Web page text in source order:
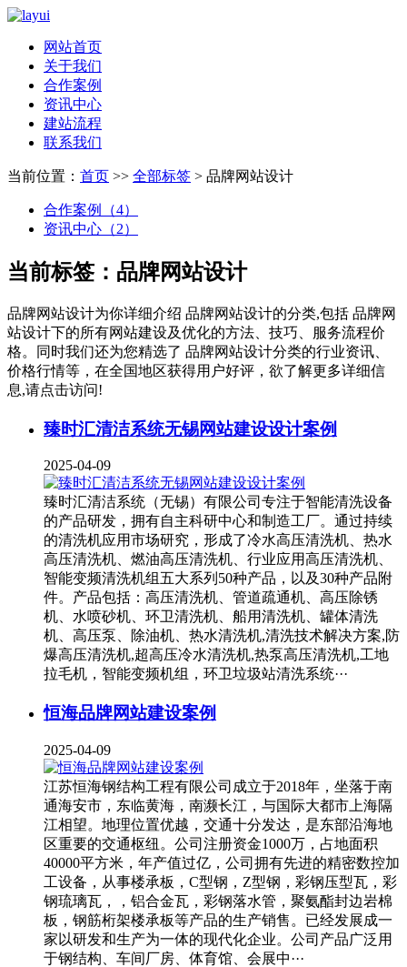
网站首页
关于我们
合作案例
资讯中心
建站流程
联系我们
当前位置： 首页 >> 全部标签 > 品牌网站设计
合作案例（4）
资讯中心（2）
当前标签： 品牌网站设计
品牌网站设计为你详细介绍 品牌网站设计的分类,包括 品牌网
站设计下的所有网站建设及优化的方法、技巧、服务流程价
格。同时我们还为您精选了 品牌网站设计分类的行业资讯、
价格行情等，在全国地区获得用户好评，欲了解更多详细信
息,请点击访问!
臻时汇清洁系统无锡网站建设设计案例
2025-04-09
臻时汇清洁系统（无锡）有限公司专注于智能清洗设备
的产品研发，拥有自主科研中心和制造工厂。通过持续
的清洗机应用市场研究，形成了冷水高压清洗机、热水
高压清洗机、燃油高压清洗机、行业应用高压清洗机、
智能变频清洗机组五大系列50种产品，以及30种产品附
件。产品包括：高压清洗机、管道疏通机、高压除锈
机、水喷砂机、环卫清洗机、船用清洗机、罐体清洗
机、高压泵、除油机、热水清洗机,清洗技术解决方案,防
爆高压清洗机,超高压冷水清洗机,热泵高压清洗机,工地
拉毛机，智能变频机组，环卫垃圾站清洗系统···
恒海品牌网站建设案例
2025-04-09
江苏恒海钢结构工程有限公司成立于2018年，坐落于南
通海安市，东临黄海，南濒长江，与国际大都市上海隔
江相望。地理位置优越，交通十分发达，是东部沿海地
区重要的交通枢纽。公司注册资金1000万，占地面积
40000平方米，年产值过亿，公司拥有先进的精密数控加
工设备，从事楼承板，C型钢，Z型钢，彩钢压型瓦，彩
钢琉璃瓦，，铝合金瓦，彩钢落水管，聚氨酯封边岩棉
板，钢筋桁架楼承板等产品的生产销售。已经发展成一
家以研发和生产为一体的现代化企业。公司产品广泛用
于钢结构、车间厂房、体育馆、会展中···